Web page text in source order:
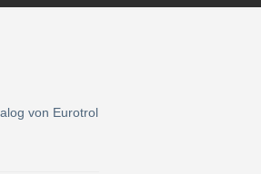
von Eurotrol